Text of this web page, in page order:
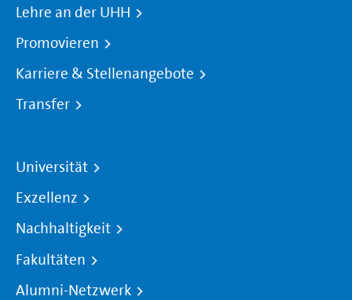
Lehre an der UHH
Promovieren
Karriere & Stellenangebote
Transfer
Universität
Exzellenz
Nachhaltigkeit
Fakultäten
Alumni-Netzwerk